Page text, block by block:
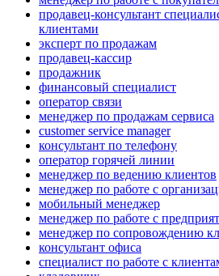
продавец-консультант
клиентами
эксперт по продажам
продавец-кассир
продажник
финансовый специалист
оператор связи
менеджер по продажам сервиса
customer service manager
консультант по телефону
оператор горячей линии
менеджер по ведению клиентов
менеджер по работе с
мобильный менеджер
менеджер по работе с
менеджер по сопровождению
консультант офиса
специалист по работе с